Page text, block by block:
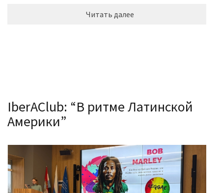
Читать далее
IberAClub: “В ритме Латинской
Америки”